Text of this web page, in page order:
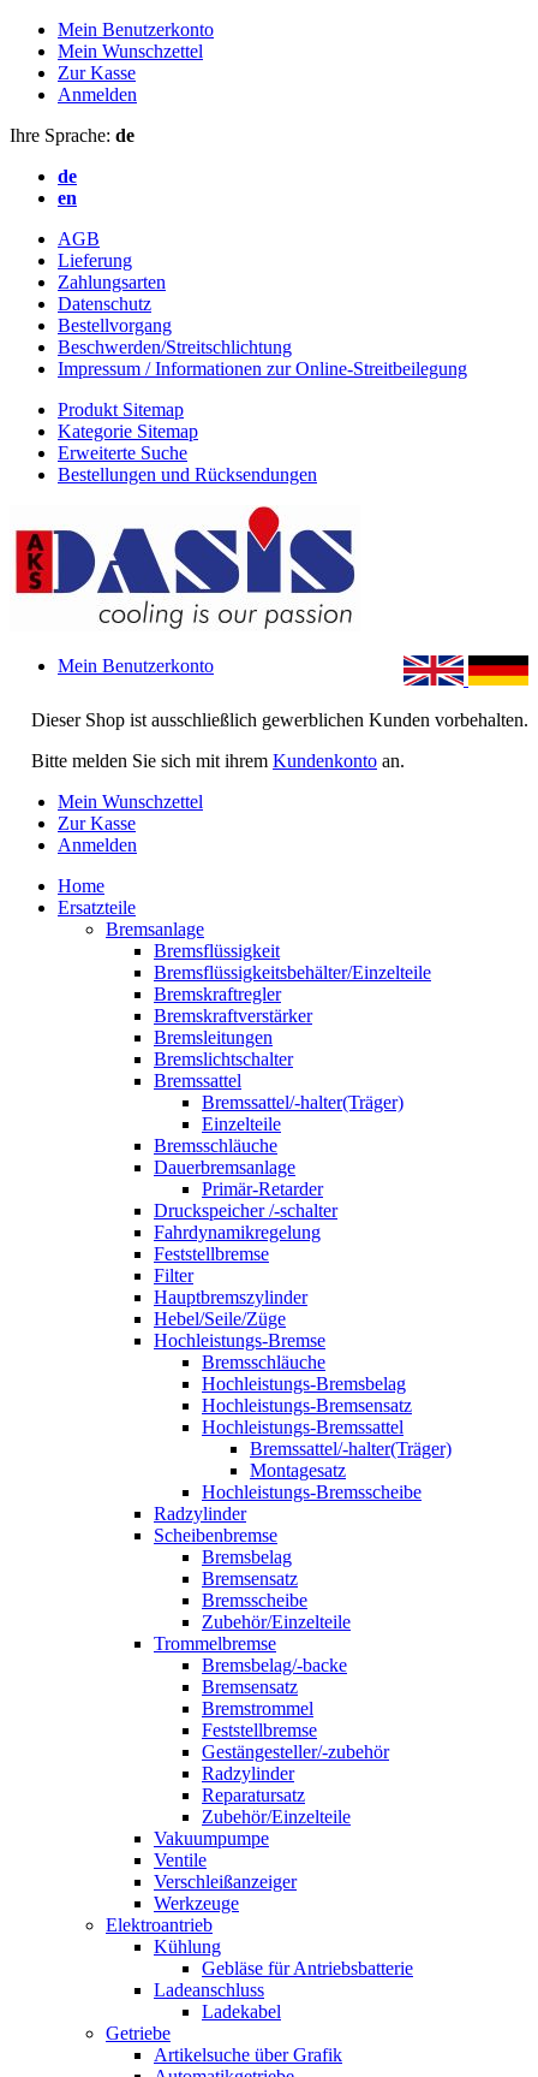
Mein Benutzerkonto
Mein Wunschzettel
Zur Kasse
Anmelden
Ihre Sprache: de
de
en
AGB
Lieferung
Zahlungsarten
Datenschutz
Bestellvorgang
Beschwerden/Streitschlichtung
Impressum / Informationen zur Online-Streitbeilegung
Produkt Sitemap
Kategorie Sitemap
Erweiterte Suche
Bestellungen und Rücksendungen
Dieser Shop ist ausschließlich gewerblichen Kunden vorbehalten.
Bitte melden Sie sich mit ihrem Kundenkonto an.
Mein Benutzerkonto
Mein Wunschzettel
Zur Kasse
Anmelden
Home
Ersatzteile
Bremsanlage
Bremsflüssigkeit
Bremsflüssigkeitsbehälter/Einzelteile
Bremskraftregler
Bremskraftverstärker
Bremsleitungen
Bremslichtschalter
Bremssattel
Bremssattel/-halter(Träger)
Einzelteile
Bremsschläuche
Dauerbremsanlage
Primär-Retarder
Druckspeicher /-schalter
Fahrdynamikregelung
Feststellbremse
Filter
Hauptbremszylinder
Hebel/Seile/Züge
Hochleistungs-Bremse
Bremsschläuche
Hochleistungs-Bremsbelag
Hochleistungs-Bremsensatz
Hochleistungs-Bremssattel
Bremssattel/-halter(Träger)
Montagesatz
Hochleistungs-Bremsscheibe
Radzylinder
Scheibenbremse
Bremsbelag
Bremsensatz
Bremsscheibe
Zubehör/Einzelteile
Trommelbremse
Bremsbelag/-backe
Bremsensatz
Bremstrommel
Feststellbremse
Gestängesteller/-zubehör
Radzylinder
Reparatursatz
Zubehör/Einzelteile
Vakuumpumpe
Ventile
Verschleißanzeiger
Werkzeuge
Elektroantrieb
Kühlung
Gebläse für Antriebsbatterie
Ladeanschluss
Ladekabel
Getriebe
Artikelsuche über Grafik